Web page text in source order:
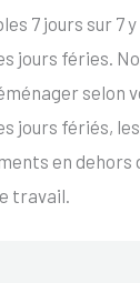
7 jours sur 7 y
jours féries.
selon
jours fériés, les
en dehors
travail.